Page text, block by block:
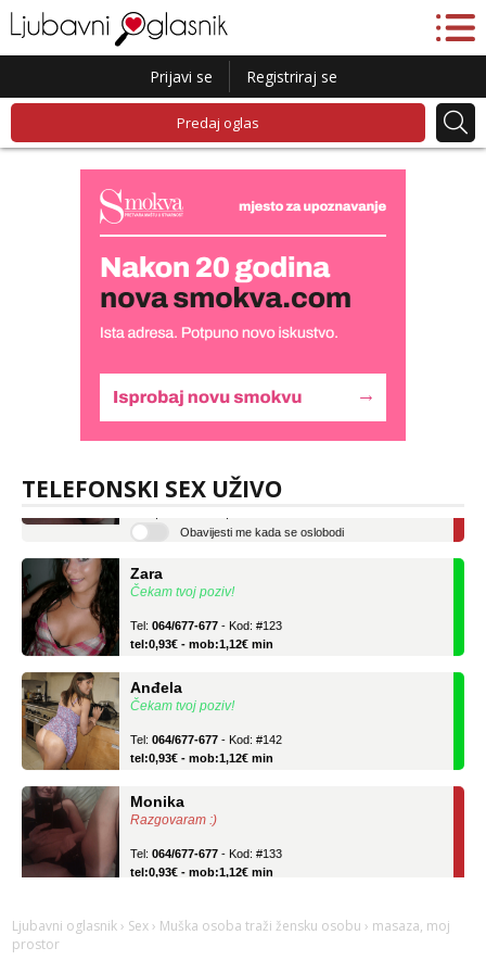
Prijavi se Registriraj se
Predaj oglas
TELEFONSKI SEX UŽIVO
Tel:064/677-677 - Kod: #133
tel:0,93€ - mob:1,12€ min
Obavijesti me kada se oslobodi
Čekam tvoj poziv!
tel:0,93€ - mob:1,12€ min
Čekam tvoj poziv!
tel:0,93€ - mob:1,12€ min
Razgovaram :)
tel:0,93€ - mob:1,12€ min
Obavijesti me kada se oslobodi
Zara
Ljubavni oglasnik › Sex › Muška osoba traži žensku osobu › masaza, moj
prostor